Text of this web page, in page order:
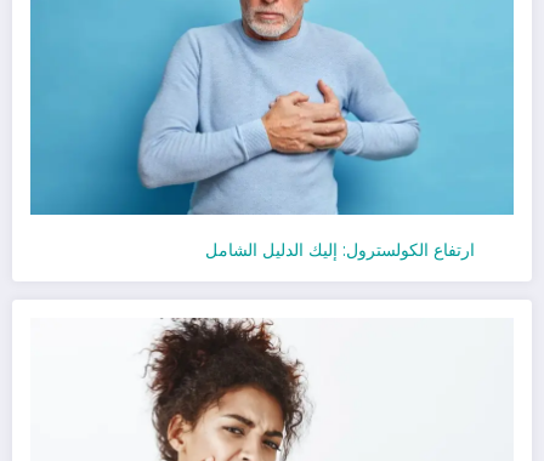
ارتفاع الكولسترول: إليك الدليل الشامل